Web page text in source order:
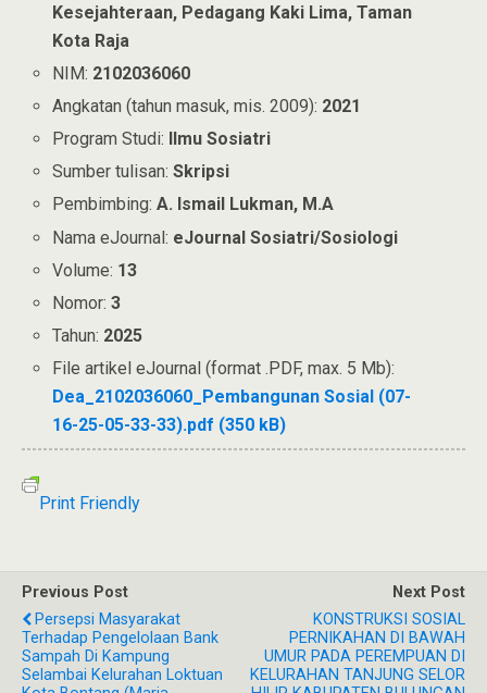
Kesejahteraan, Pedagang Kaki Lima, Taman
Kota Raja
NIM: 2102036060
Angkatan (tahun masuk, mis. 2009): 2021
Program Studi: Ilmu Sosiatri
Sumber tulisan:Skripsi
Pembimbing:A. Ismail Lukman, M.A
Nama eJournal: eJournal Sosiatri/Sosiologi
Volume: 13
Nomor:3
Tahun: 2025
File artikel eJournal (format .PDF, max. 5 Mb):
Dea_2102036060_Pembangunan Sosial (07-
16-25-05-33-33).pdf (350 kB)
Print Friendly
Previous Post
Persepsi Masyarakat
Terhadap Pengelolaan Bank
Sampah Di Kampung
Selambai Kelurahan Loktuan
Next Post
KONSTRUKSI SOSIAL
PERNIKAHAN DI BAWAH
UMUR PADA PEREMPUAN DI
KELURAHAN TANJUNG SELOR